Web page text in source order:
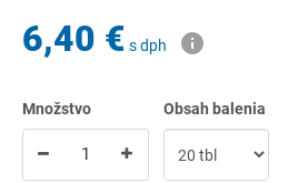
6,40 € s dph
Množstvo Obsah balenia